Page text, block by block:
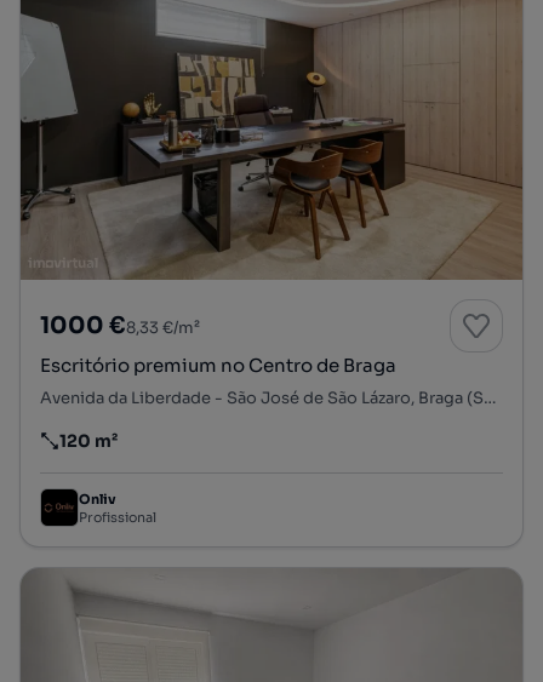
1000 €8,33 €/m²
Escritório premium no Centro de Braga
Avenida da Liberdade - São José de São Lázaro, Braga (São José de São Lázaro e São João do Souto), Braga, Braga
Preço por metro quadrado
120 m²
Onliv
Profissional